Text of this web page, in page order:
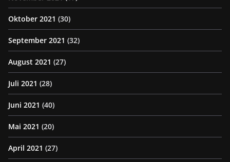
Oktober 2021 (30)
September 2021 (32)
August 2021 (27)
Juli 2021 (28)
Juni 2021 (40)
Mai 2021 (20)
April 2021 (27)